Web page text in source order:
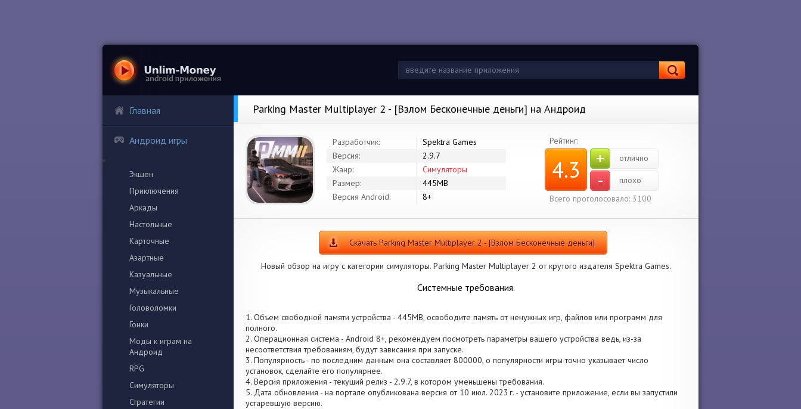
Главная
Андроид игры
Экшен
Приключения
Аркады
Настольные
Карточные
Азартные
Казуальные
Музыкальные
Головоломки
Гонки
Моды к играм на
Андроид
RPG
Симуляторы
Стратегии
Parking Master Multiplayer 2 - [Взлом Бесконечные деньги] на Андроид
Разработчик:
Spektra Games
Версия:
2.9.7
Жанр:
Симуляторы
Размер:
445MB
Версия Android:
8+
Рейтинг:
4.3 + отлично
-
плохо
Всего проголосовало: 3100
Скачать Parking Master Multiplayer 2 - [Взлом Бесконечные деньги]
Новый обзор на игру с категории симуляторы. Parking Master Multiplayer 2 от крутого издателя Spektra Games.
Системные требования.
1. Объем свободной памяти устройства - 445MB, освободите память от ненужных игр, файлов или программ для
полного.
2. Операционная система - Android 8+, рекомендуем посмотреть параметры вашего устройства ведь, из-за
несоответствия требованиям, будут зависания при запуске.
3. Популярность - по последним данным она составляет 800000, о популярности игры точно указывает число
установок, сделайте его популярнее.
4. Версия приложения - текущий релиз - 2.9.7, в котором уменьшены требования.
5. Дата обновления - на портале опубликована версия от 10 июл. 2023 г. - установите приложение, если вы запустили
устаревшую версию.